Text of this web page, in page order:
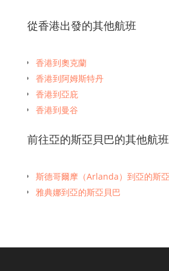
從香港出發的其他航班
香港到奧克蘭
香港到阿姆斯特丹
香港到亞庇
香港到曼谷
香港到布里斯班
香港到波士頓
香港到文萊恩·穆拉（Brunei en
前往亞的斯亞貝巴的其他航班
斯德哥爾摩（Arlanda）到亞的斯
雅典娜到亞的斯亞貝巴